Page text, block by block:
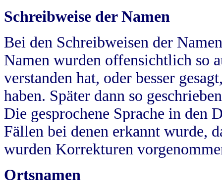
Schreibweise der Namen
Bei den Schreibweisen der
Namen wurden offensichtlich so
verstanden hat, oder besser
haben. Später dann so
Die gesprochene Sprache in
Fällen bei denen erkannt wurde,
wurden Korrekturen
Ortsnamen